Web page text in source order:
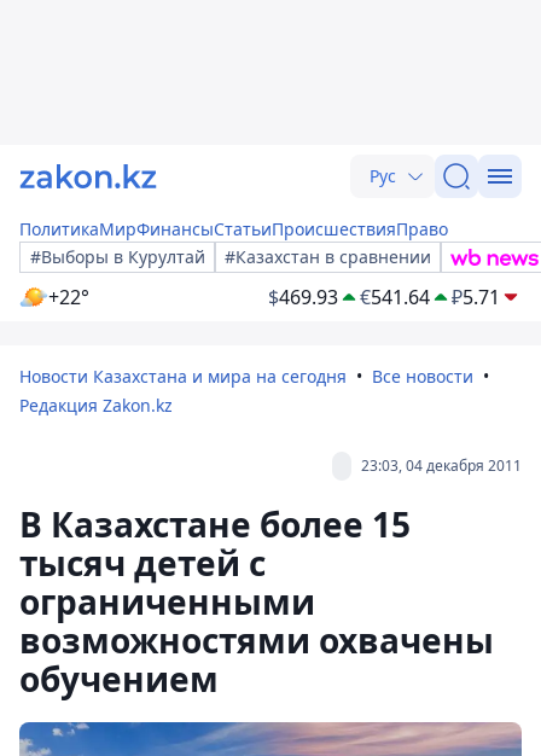
Рус
ПолитикаМирФинансыСтатьиПроисшествияПраво
#Выборы в Курултай
#Казахстан в сравнении
+22° $469.93 €541.64 ₽5.71
Новости Казахстана и мира на сегодня
Все новости
Редакция Zakon.kz
23:03, 04 декабря 2011
В Казахстане более 15
тысяч детей с
ограниченными
возможностями охвачены
обучением